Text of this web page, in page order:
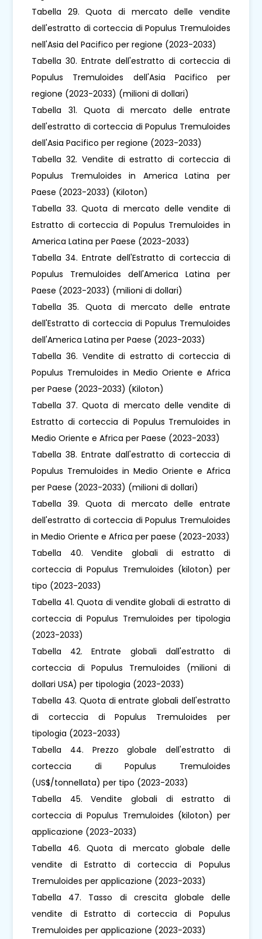
Tabella 29. Quota di mercato delle vendite
dell'estratto di corteccia di Populus Tremuloides
nell'Asia del Pacifico per regione (2023-2033)
Tabella 30. Entrate dell'estratto di corteccia di
Populus Tremuloides dell'Asia Pacifico per
regione (2023-2033) (milioni di dollari)
Tabella 31. Quota di mercato delle entrate
dell'estratto di corteccia di Populus Tremuloides
dell'Asia Pacifico per regione (2023-2033)
Tabella 32. Vendite di estratto di corteccia di
Populus Tremuloides in America Latina per
Paese (2023-2033) (Kiloton)
Tabella 33. Quota di mercato delle vendite di
Estratto di corteccia di Populus Tremuloides in
America Latina per Paese (2023-2033)
Tabella 34. Entrate dell'Estratto di corteccia di
Populus Tremuloides dell'America Latina per
Paese (2023-2033) (milioni di dollari)
Tabella 35. Quota di mercato delle entrate
dell'Estratto di corteccia di Populus Tremuloides
dell'America Latina per Paese (2023-2033)
Tabella 36. Vendite di estratto di corteccia di
Populus Tremuloides in Medio Oriente e Africa
per Paese (2023-2033) (Kiloton)
Tabella 37. Quota di mercato delle vendite di
Estratto di corteccia di Populus Tremuloides in
Medio Oriente e Africa per Paese (2023-2033)
Tabella 38. Entrate dall'estratto di corteccia di
Populus Tremuloides in Medio Oriente e Africa
per Paese (2023-2033) (milioni di dollari)
Tabella 39. Quota di mercato delle entrate
dell'estratto di corteccia di Populus Tremuloides
in Medio Oriente e Africa per paese (2023-2033)
Tabella 40. Vendite globali di estratto di
corteccia di Populus Tremuloides (kiloton) per
tipo (2023-2033)
Tabella 41. Quota di vendite globali di estratto di
corteccia di Populus Tremuloides per tipologia
(2023-2033)
Tabella 42. Entrate globali dall'estratto di
corteccia di Populus Tremuloides (milioni di
dollari USA) per tipologia (2023-2033)
Tabella 43. Quota di entrate globali dell'estratto
di corteccia di Populus Tremuloides per
tipologia (2023-2033)
Tabella 44. Prezzo globale dell'estratto di
corteccia di Populus Tremuloides
(US$/tonnellata) per tipo (2023-2033)
Tabella 45. Vendite globali di estratto di
corteccia di Populus Tremuloides (kiloton) per
applicazione (2023-2033)
Tabella 46. Quota di mercato globale delle
vendite di Estratto di corteccia di Populus
Tremuloides per applicazione (2023-2033)
Tabella 47. Tasso di crescita globale delle
vendite di Estratto di corteccia di Populus
Tremuloides per applicazione (2023-2033)